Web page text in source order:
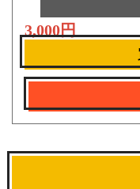
3,000円